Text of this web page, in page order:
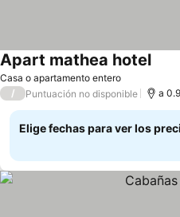
Casa o apartamento entero
Apart mathea hotel
/ Puntuación no disponible a
Elige fechas para ver los